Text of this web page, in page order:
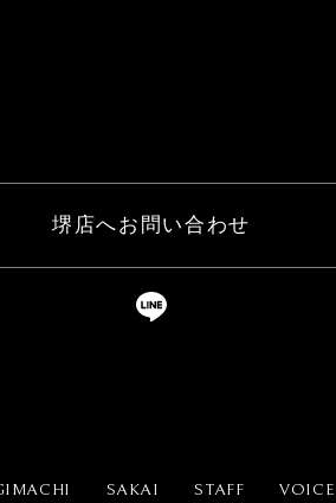
堺店へお問い合わせ
SAKAI STAFF VOICE